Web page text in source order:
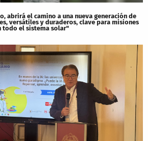
abrirá el camino a una nueva generación de
versátiles y duraderos, clave para misiones
todo el sistema solar"